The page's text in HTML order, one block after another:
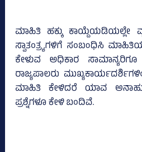
ಮಾಹಿತಿ ಹಕ್ಕು ಕಾಯ್ದೆಯಡಿಯಲ್ಲೇ
ಸ್ವಾತಂತ್ರ್ಯಗಳಿಗೆ ಸಂಬಂಧಿಸಿ
ಕೇಳುವ ಅಧಿಕಾರ
ರಾಜ್ಯಪಾಲರು
ಮಾಹಿತಿ ಕೇಳಿದರೆ ಯಾವ
ಪ್ರಶ್ನೆಗಳೂ ಕೇಳಿ ಬಂದಿವೆ.